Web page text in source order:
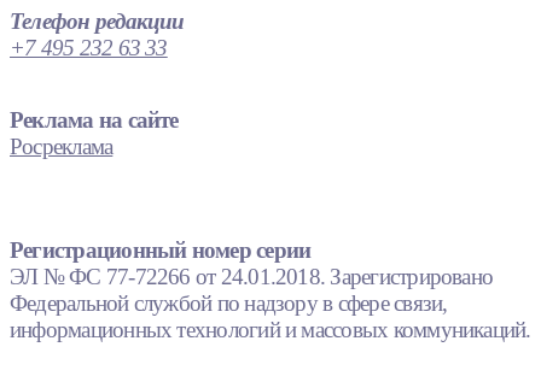
Телефон редакции
+7 495 232 63 33
Реклама на сайте
Росреклама
Регистрационный номер серии
ЭЛ № ФС 77-72266 от 24.01.2018. Зарегистрировано
Федеральной службой по надзору в сфере связи,
информационных технологий и массовых коммуникаций.